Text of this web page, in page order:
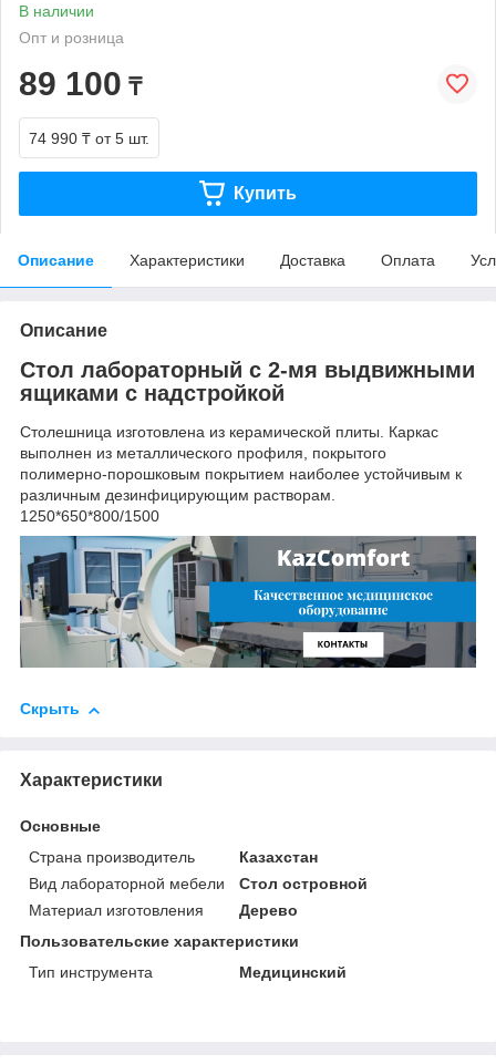
В наличии
Опт и розница
89 100 ₸
74 990 ₸ от 5 шт.
Купить
Описание Характеристики Доставка Оплата
Описание
Стол лабораторный с 2-мя выдвижными
ящиками с надстройкой
Столешница изготовлена из керамической плиты. Каркас
выполнен из металлического профиля, покрытого
полимерно-порошковым покрытием наиболее устойчивым к
различным дезинфицирующим растворам.
1250*650*800/1500
Скрыть
Характеристики
Основные
Страна производитель
Казахстан
Вид лабораторной мебели
Стол островной
Материал изготовления
Дерево
Пользовательские характеристики
Тип инструмента
Медицинский